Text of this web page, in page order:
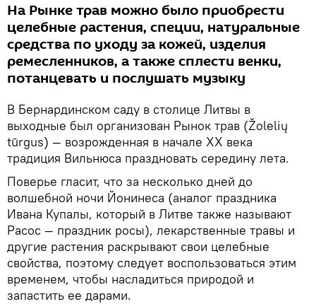
На Рынке трав можно было приобрести
целебные растения, специи, натуральные
средства по уходу за кожей, изделия
ремесленников, а также сплести венки,
потанцевать и послушать музыку
В Бернардинском саду в столице Литвы в
выходные был организован Рынок трав (Žolelių
tūrgus) — возрожденная в начале XX века
традиция Вильнюса праздновать середину лета.
Поверье гласит, что за несколько дней до
волшебной ночи Йонинеса (аналог праздника
Ивана Купалы, который в Литве также называют
Расос — праздник росы), лекарственные травы и
другие растения раскрывают свои целебные
свойства, поэтому следует воспользоваться этим
временем, чтобы насладиться природой и
запастить ее дарами.